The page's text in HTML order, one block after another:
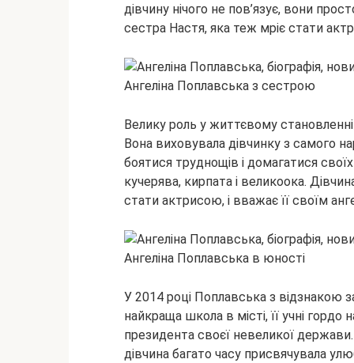
дівчину нічого не пов’язує, вони
сестра Настя, яка теж мріє стати
Ангеліна Поплавська з сестрою
Велику роль у життєвому становленні
Вона виховувала дівчинку з самого
боятися труднощів і домагатися
кучерява, кирпата і великоока.
стати актрисою, і вважає її своїм
Ангеліна Поплавська в юності
У 2014 році Поплавська з відзнакою
найкраща школа в місті, її учні
президента своєї невеликої держави.
дівчина багато часу присвячувала